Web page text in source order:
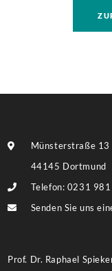
Sanierung in
Münsterstraße 13
44145 Dortmund
Telefon: 0231
Senden Sie uns
Prof. Dr. Raphael